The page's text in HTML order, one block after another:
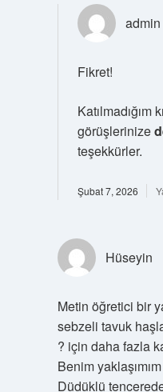
admin
Fikret!
Katılmadığım
görüşlerinize
teşekkürler.
Şubat 7, 2026
Hüseyin
Metin öğretici bir
sebzeli tavuk
? için daha fazla
Benim
Düdüklü